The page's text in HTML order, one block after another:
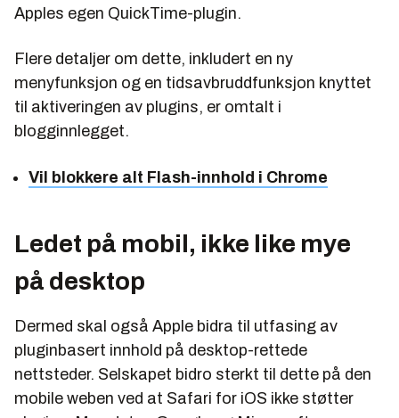
Apples egen QuickTime-plugin.
Flere detaljer om dette, inkludert en ny
menyfunksjon og en tidsavbruddfunksjon knyttet
til aktiveringen av plugins, er omtalt i
blogginnlegget.
Vil blokkere alt Flash-innhold i Chrome
Ledet på mobil, ikke like mye
på desktop
Dermed skal også Apple bidra til utfasing av
pluginbasert innhold på desktop-rettede
nettsteder. Selskapet bidro sterkt til dette på den
mobile weben ved at Safari for iOS ikke støtter